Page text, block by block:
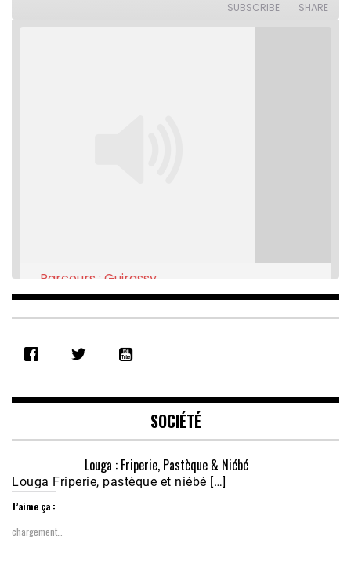
SUBSCRIBE SHARE
RSS FEED
EMBED
Parcours : Guirassy
Feb 16, 2021 • 28:08
SOCIÉTÉ
Louga : Friperie, Pastèque & Niébé
Louga Friperie, pastèque et niébé […]
J’aime ça :
chargement…